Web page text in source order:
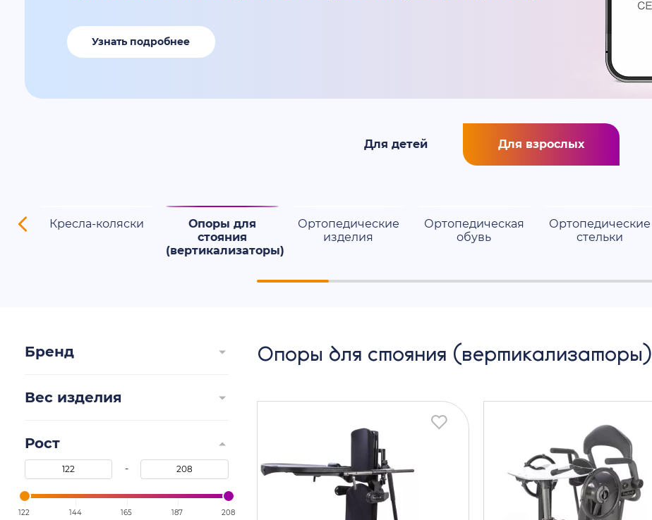
Узнать подробнее
Для детей Для взрослых
Кресла-коляски
Опоры для
стояния
(вертикализаторы)
Ортопедические
изделия
Ортопедическая
обувь
Ортопедические
стельки
Бренд
Вес изделия
Рост
-
122 144 165 187 208
Опоры для стояния (вертикализаторы)